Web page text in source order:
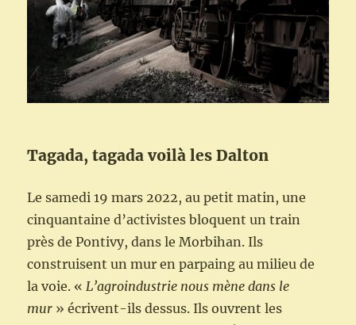
Tagada, tagada voilà les Dalton
Le samedi 19 mars 2022, au petit matin, une
cinquantaine d’activistes bloquent un train
près de Pontivy, dans le Morbihan. Ils
construisent un mur en parpaing au milieu de
la voie. «L’agroindustrie nous mène dans le
mur » écrivent-ils dessus. Ils ouvrent les